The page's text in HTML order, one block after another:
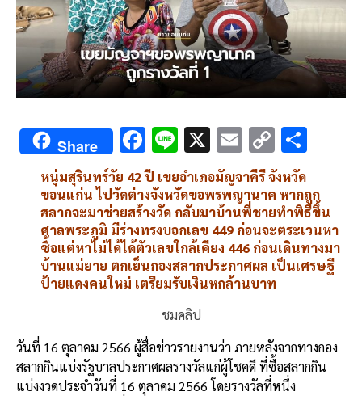
Share F
ac
e
b
o
o
k
Li
n
e
X E
m
ai
l
C
o
py
Li
n
k
ar
e
หนุ่มสุรินทร์วัย 42 ปี เขยอำเภอมัญจาคีรี จังหวัด
ขอนแก่น ไปวัดต่างจังหวัดขอพรพญานาค หากถูก
สลากจะมาช่วยสร้างวัด กลับมาบ้านพี่ชายทำพิธีขึ้น
ศาลพระภูมิ มีร่างทรงบอกเลข 449 ก่อนจะตระเวนหา
ซื้อแต่หาไม่ได้ได้ตัวเลขใกล้เคียง 446 ก่อนเดินทางมา
บ้านแม่ยาย ตกเย็นกองสลากประกาศผล เป็นเศรษฐี
ป้ายแดงคนใหม่ เตรียมรับเงินหกล้านบาท
ชมคลิป
วันที่ 16 ตุลาคม 2566 ผู้สื่อข่าวรายงานว่า ภายหลังจากทางกอง
สลากกินแบ่งรัฐบาลประกาศผลรางวัลแก่ผู้โชคดี ที่ซื้อสลากกิน
แบ่งงวดประจำวันที่ 16 ตุลาคม 2566 โดยรางวัลที่หนึ่ง